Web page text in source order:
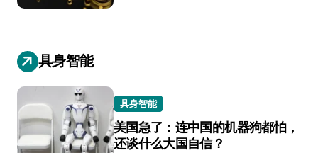
具身智能
具身智能
美国急了：连中国的机器狗都怕，
还谈什么大国自信？